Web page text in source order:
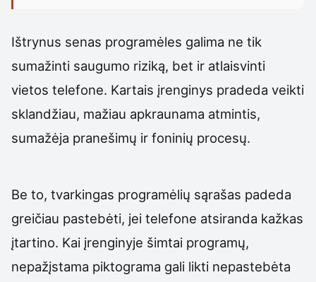
Ištrynus senas programėles galima ne tik
sumažinti saugumo riziką, bet ir atlaisvinti
vietos telefone. Kartais įrenginys pradeda veikti
sklandžiau, mažiau apkraunama atmintis,
sumažėja pranešimų ir foninių procesų.
Be to, tvarkingas programėlių sąrašas padeda
greičiau pastebėti, jei telefone atsiranda kažkas
įtartino. Kai įrenginyje šimtai programų,
nepažįstama piktograma gali likti nepastebėta